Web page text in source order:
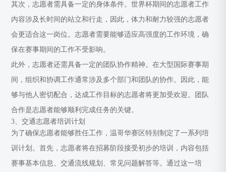
其次，志愿者需具备一定的身体条件。世界杯期间的志愿者工作
内容涉及长时间的站立和行走，因此，体力和耐力较强的志愿者
会更适合这一岗位。志愿者需要能够适应高强度的工作环境，确
保在赛事期间的工作不受影响。
此外，志愿者还需具备一定的团队协作精神。在大型国际赛事期
间，组织和协调工作通常涉及多个部门和团队的协作。因此，能
够与他人密切配合，达成工作目标的志愿者将更加受欢迎。团队
合作是志愿者能够顺利完成任务的关键。
3、交通志愿者培训计划
为了确保志愿者能够胜任工作，温哥华赛区特别制定了一系列培
训计划。首先，志愿者将在招募阶段接受初步的培训，内容包括
赛事基本信息、交通流线规划、常见问题解答等。通过这一培